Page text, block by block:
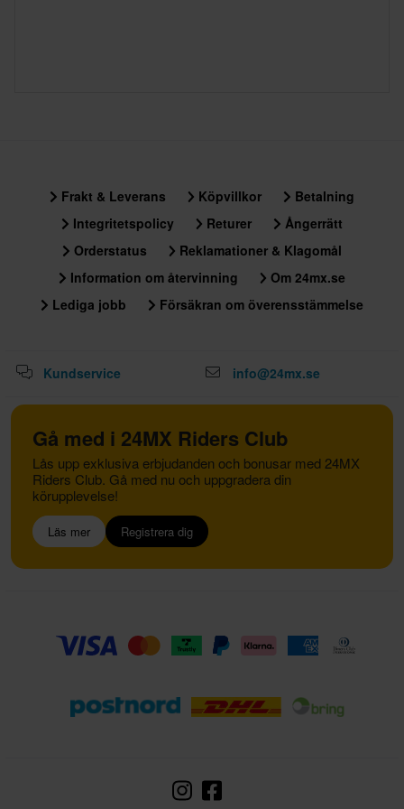
Frakt & Leverans Köpvillkor
Betalning
Integritetspolicy
Returer
Ångerrätt
Orderstatus
Reklamationer & Klagomål
Information om återvinning
Om 24mx.se
Lediga jobb
Försäkran om överensstämmelse
Kundservice info@24mx.se
Gå med i 24MX Riders Club
Lås upp exklusiva erbjudanden och bonusar med 24MX
Riders Club. Gå med nu och uppgradera din
körupplevelse!
Läs mer Registrera dig